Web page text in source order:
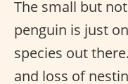
The small but
penguin is just
species out
and loss of